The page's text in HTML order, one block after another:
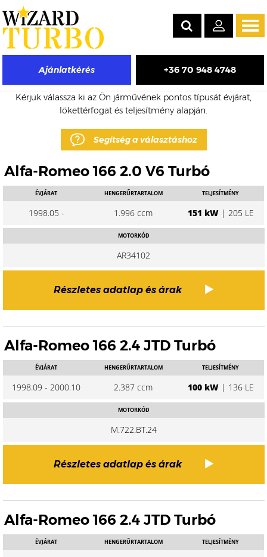
Ajánlatkérés +36 70 948 4748
Alfa-Romeo 166 eladó turbó árak
Kérjük válassza ki az Ön járművének pontos típusát évjárat,
lökettérfogat és teljesítmény alapján.
Segítség a választáshoz
Alfa-Romeo 166 2.0 V6 Turbó
ÉVJÁRAT
1998.05 -
HENGERŰRTARTALOM
1.996 ccm
TELJESÍTMÉNY
151 kW| 205 LE
MOTORKÓD
AR34102
Részletes adatlap és árak
Alfa-Romeo 166 2.4 JTD Turbó
ÉVJÁRAT
1998.09 - 2000.10
HENGERŰRTARTALOM
2.387 ccm
TELJESÍTMÉNY
100 kW| 136 LE
MOTORKÓD
M.722.BT.24
Részletes adatlap és árak
Alfa-Romeo 166 2.4 JTD Turbó
ÉVJÁRAT HENGERŰRTARTALOM TELJESÍTMÉNY